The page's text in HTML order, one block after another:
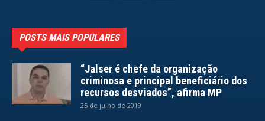
POSTS MAIS POPULARES
“Jalser é chefe da organização
criminosa e principal beneficiário dos
recursos desviados”, afirma MP
25 de julho de 2019